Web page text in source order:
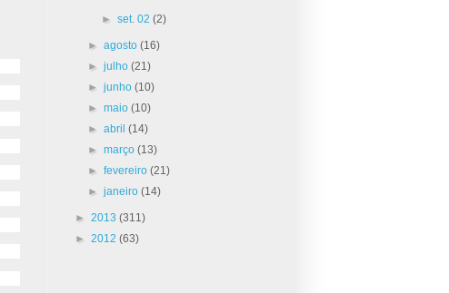
► set. 02 (2)
►agosto(16)
►julho(21)
►junho(10)
►maio(10)
►abril(14)
►março(13)
►fevereiro(21)
►janeiro(14)
► 2013 (311)
► 2012 (63)